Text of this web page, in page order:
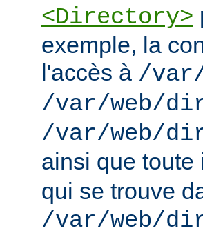
<Directory>
exemple, la
l'accès à /
/var/web/
/var/web/
ainsi que
qui se trouve
/var/web/